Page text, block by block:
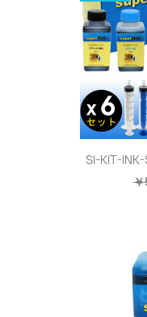
SI-KIT-INK-